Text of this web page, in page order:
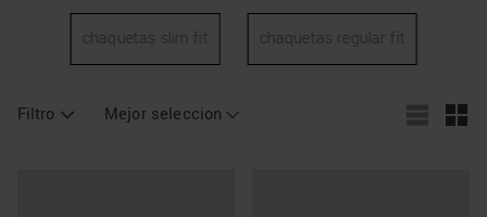
chaquetas slim fit chaquetas regular fit
Filtro Mejor seleccion